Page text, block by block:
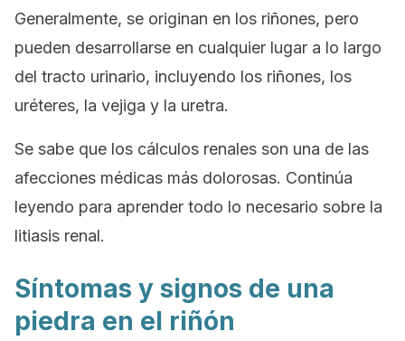
Generalmente, se originan en los riñones, pero
pueden desarrollarse en cualquier lugar a lo largo
del tracto urinario, incluyendo los riñones, los
uréteres, la vejiga y la uretra.
Se sabe que los cálculos renales son una de las
afecciones médicas más dolorosas. Continúa
leyendo para aprender todo lo necesario sobre la
litiasis renal.
Síntomas y signos de una
piedra en el riñón